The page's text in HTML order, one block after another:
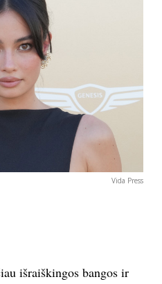
Vida Press
išraiškingos bangos ir